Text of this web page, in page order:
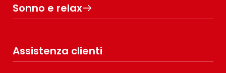
Sonno e relax
Assistenza clienti